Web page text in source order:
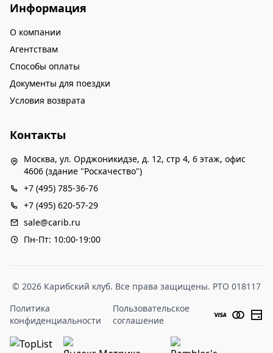
Информация
О компании
Агентствам
Способы оплаты
Документы для поездки
Условия возврата
Контакты
Москва, ул. Орджоникидзе, д. 12, стр 4, 6 этаж, офис
4606 (здание "Роскачество")
+7 (495) 785-36-76
+7 (495) 620-57-29
sale@carib.ru
Пн-Пт: 10:00-19:00
© 2026 Карибский клуб. Все права защищены. РТО 018117
Политика
конфиденциальности
Пользовательское
соглашение